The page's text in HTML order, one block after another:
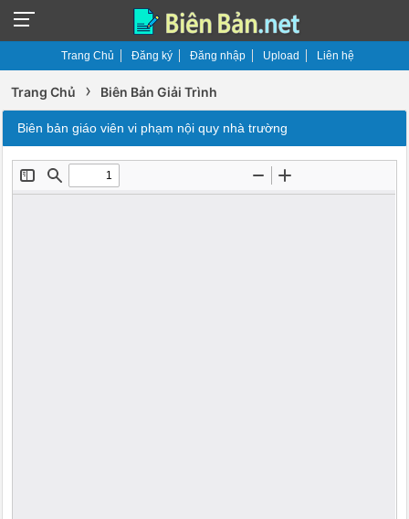
Trang Chủ Đăng ký Đăng nhập Upload Liên hệ
Trang Chủ › Biên Bản Giải Trình
Biên bản giáo viên vi phạm nội quy nhà trường